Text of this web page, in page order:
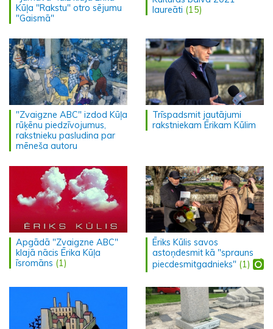
Kūļa "Rakstu" otro sējumu
"Gaismā"
laureāti (15)
"Zvaigzne ABC" izdod Kūļa
rūķēnu piedzīvojumus,
rakstnieku pasludina par
mēneša autoru
Trīspadsmit jautājumi
rakstniekam Ērikam Kūlim
Apgādā "Zvaigzne ABC"
klajā nācis Ērika Kūļa
īsromāns (1)
Ēriks Kūlis savos
astoņdesmit kā "sprauns
piecdesmitgadnieks" (1)